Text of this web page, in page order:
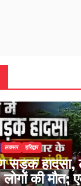
लक्सर हरिद्वार
सड़क
लोगों की मौत;